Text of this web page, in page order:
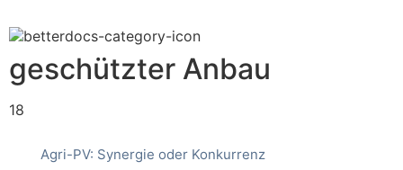
geschützter Anbau
18
Agri-PV: Synergie oder Konkurrenz